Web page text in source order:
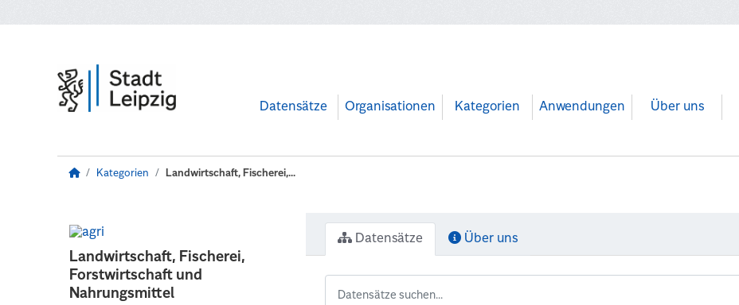
Datensätze Organisationen Kategorien Anwendungen Über uns
Kategorien Landwirtschaft, Fischerei,...
Landwirtschaft, Fischerei,
Forstwirtschaft und
Nahrungsmittel
Datensätze Über uns